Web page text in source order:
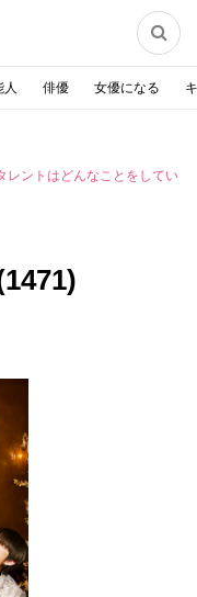

人 俳優 女優になる
レントはどんなことをしてい